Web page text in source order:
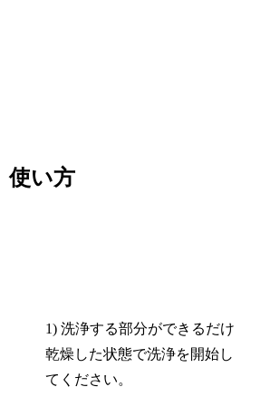
使い方
1) 洗浄する部分ができるだけ
乾燥した状態で洗浄を開始し
てください。